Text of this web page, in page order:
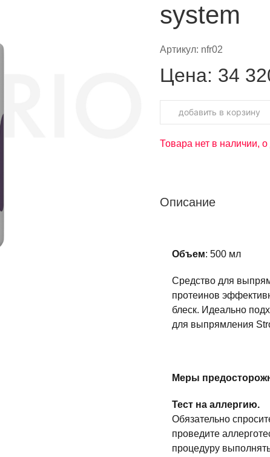
system
Артикул: nfr02
Цена: 34
добавить в корзину
Товара нет в наличии,
Описание
Объем: 500 мл
Средство для
протеинов
блеск. Идеально
для выпрямления
Меры
Тест на аллергию.
Обязательно
проведите
процедуру